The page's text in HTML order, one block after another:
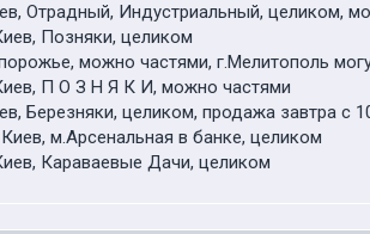
Отрадный, Индустриальный, целиком,
Позняки, целиком
можно частями, г.Мелитополь
П О З Н Я К И, можно частями
Березняки, целиком, продажа завтра с
м.Арсенальная в банке, целиком
Караваевые Дачи, целиком